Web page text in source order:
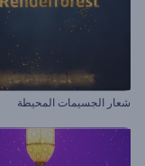
شعار الجسيمات المحيطة